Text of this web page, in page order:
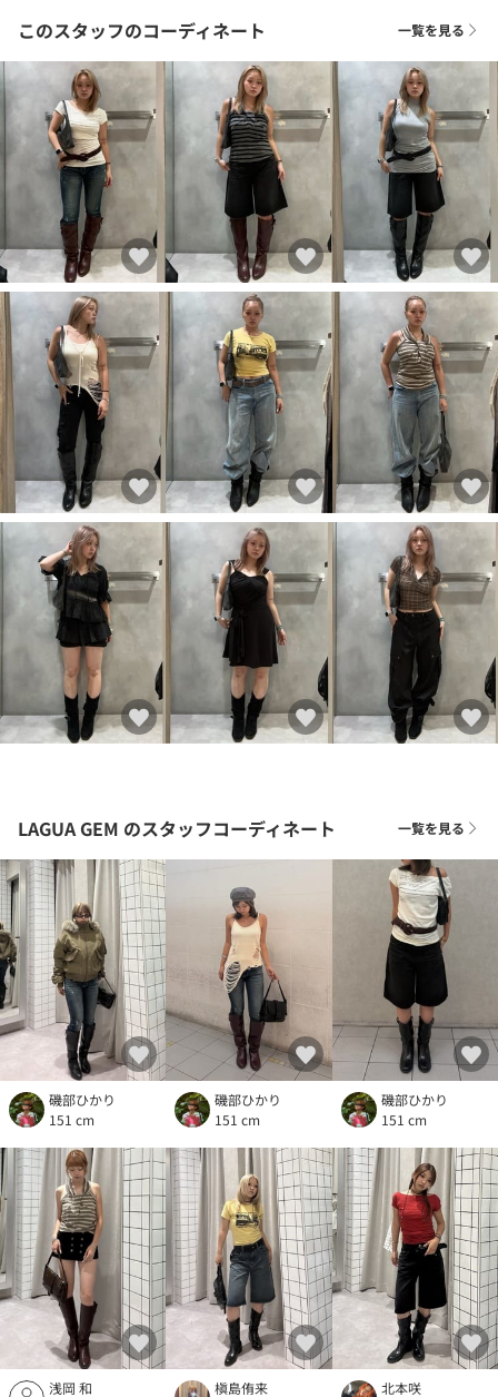
このスタッフのコーディネート 一覧を見る
LAGUA GEM のスタッフコーディネート 一覧を見る
磯部ひかり
151 cm
磯部ひかり
151 cm
磯部ひかり
151 cm
浅岡 和
槇島侑来
北本咲